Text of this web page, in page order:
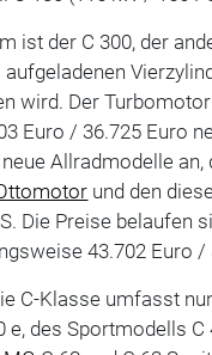
ist der C 300, der
wird. Der
Euro / 36.725 Euro
Allradmodelle an,
und den
Die Preise belaufen
43.702 Euro /
C-Klasse umfasst
e, des Sportmodells